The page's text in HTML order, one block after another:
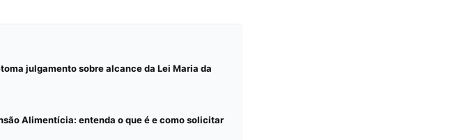
julgamento sobre alcance da Lei Maria da
Alimentícia: entenda o que é e como solicitar